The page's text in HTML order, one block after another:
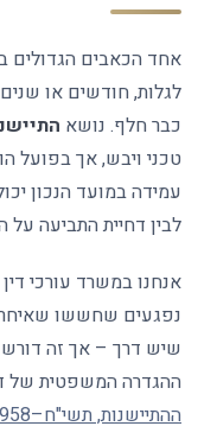
אחד הכאבים הגדולים
לגלות, חודשים או
כבר חלף. נושא
טכני ויבש, אך בפועל
עמידה במועד הנכון
לבין דחיית התביעה על
אנחנו במשרד עורכי
נפגעים שחששו
שיש דרך – אך זה דורש
ההגדרה המשפטית של
ההתיישנות, תשי"ח–1958